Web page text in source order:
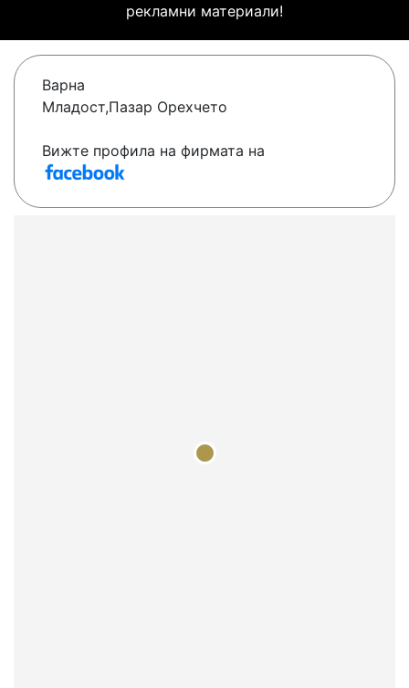
рекламни материали!
Варна
Младост,Пазар Орехчето
Вижте профила на фирмата на